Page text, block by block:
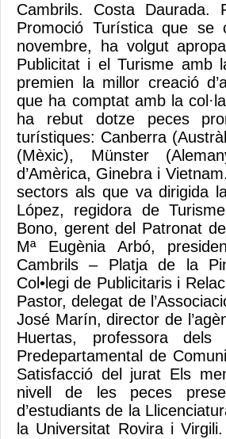
Cambrils. Costa Daurada.
Promoció Turística que
novembre, ha volgut
Publicitat i el Turisme amb
premien la millor creació
que ha comptat amb la
ha rebut dotze peces
turístiques: Canberra
(Mèxic), Münster
d’Amèrica, Ginebra i
sectors als que va dirigida
López, regidora de
Bono, gerent del Patronat
Mª Eugènia Arbó,
Cambrils – Platja de la
Col•legi de Publicitaris i
Pastor, delegat de
José Marín, director de
Huertas, professora
Predepartamental de
Satisfacció del jurat Els
nivell de les peces
d’estudiants de la
la Universitat Rovira i